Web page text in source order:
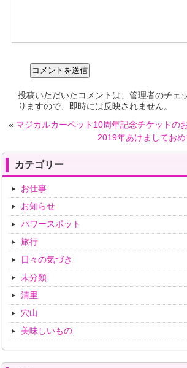
投稿いただいたコメントは、管理者のチェ
りますので、即時には反映されません。
« マジカルカーペット10周年記念チケットの
2019年あけましてお
カテゴリー
お仕事
お知らせ
パワースポット
旅行
日々の気づき
未分類
清里
穴山
美味しいもの